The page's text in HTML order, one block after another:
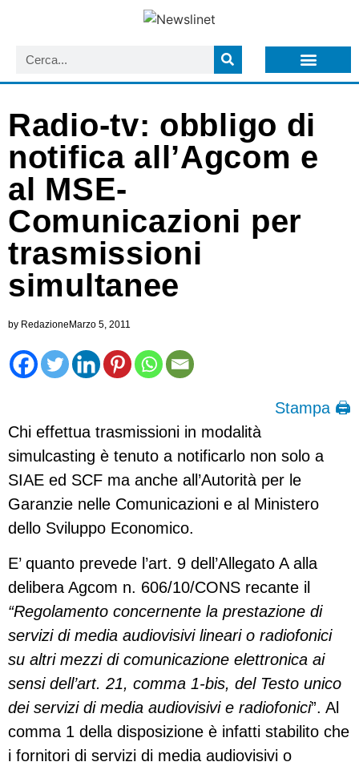
Radio-tv: obbligo di
notifica all’Agcom e
al MSE-
Comunicazioni per
trasmissioni
simultanee
by RedazioneMarzo 5, 2011
Stampa 🖨
Chi effettua trasmissioni in modalità
simulcasting è tenuto a notificarlo non solo a
SIAE ed SCF ma anche all’Autorità per le
Garanzie nelle Comunicazioni e al Ministero
dello Sviluppo Economico.
E’ quanto prevede l’art. 9 dell’Allegato A alla
delibera Agcom n. 606/10/CONS recante il
“Regolamento concernente la prestazione di
servizi di media audiovisivi lineari o radiofonici
su altri mezzi di comunicazione elettronica ai
sensi dell’art. 21, comma 1-bis, del Testo unico
dei servizi di media audiovisivi e radiofonici”. Al
comma 1 della disposizione è infatti stabilito che
i fornitori di servizi di media audiovisivi o